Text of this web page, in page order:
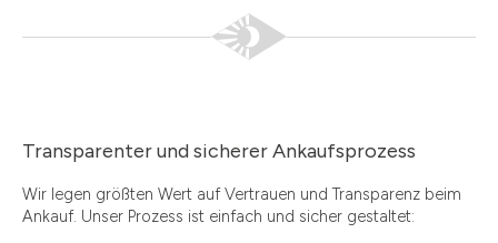
Transparenter und sicherer Ankaufsprozess
Wir legen größten Wert auf Vertrauen und Transparenz beim
Ankauf. Unser Prozess ist einfach und sicher gestaltet: